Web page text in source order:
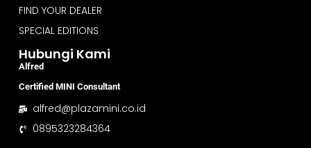
FIND YOUR DEALER
SPECIAL EDITIONS
Hubungi Kami
Alfred
Certified MINI Consultant
alfred@plazamini.co.id
0895323284364